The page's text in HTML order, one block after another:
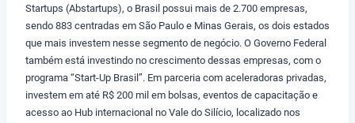
Startups (Abstartups), o Brasil possui mais de 2.700 empresas,
sendo 883 centradas em São Paulo e Minas Gerais, os dois estados
que mais investem nesse segmento de negócio. O Governo Federal
também está investindo no crescimento dessas empresas, com o
programa “Start-Up Brasil”. Em parceria com aceleradoras privadas,
investem em até R$ 200 mil em bolsas, eventos de capacitação e
acesso ao Hub internacional no Vale do Silício, localizado nos